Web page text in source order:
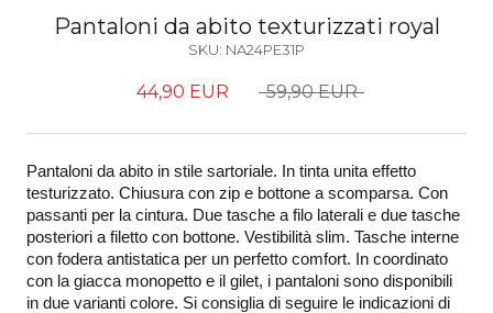
Pantaloni da abito texturizzati royal
SKU: NA24PE31P
44,90 EUR 59,90 EUR
Pantaloni da abito in stile sartoriale. In tinta unita effetto
testurizzato. Chiusura con zip e bottone a scomparsa. Con
passanti per la cintura. Due tasche a filo laterali e due tasche
posteriori a filetto con bottone. Vestibilità slim. Tasche interne
con fodera antistatica per un perfetto comfort. In coordinato
con la giacca monopetto e il gilet, i pantaloni sono disponibili
in due varianti colore. Si consiglia di seguire le indicazioni di